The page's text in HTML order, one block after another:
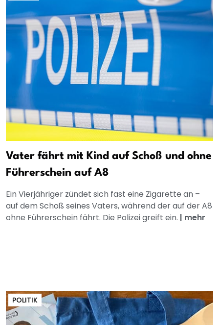
Vater fährt mit Kind auf Schoß und ohne
Führerschein auf A8
Ein Vierjähriger zündet sich fast eine Zigarette an –
auf dem Schoß seines Vaters, während der auf der A8
ohne Führerschein fährt. Die Polizei greift ein. | mehr
POLITIK